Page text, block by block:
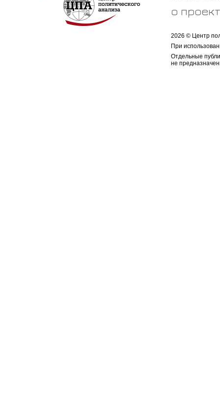
о
2026 © Центр
При
Отдельные
не